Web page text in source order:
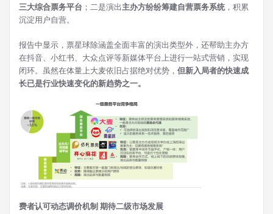
三大综合票务平台 ；二是演出主办方纷纷筹建自营票务系统，积累
沉淀用户自营。
报告中显示，票星球除涵盖全面丰富的演出类型外，还帮助主办方
在抖音、小红书、大众点评等新媒体平台上进行一站式营销，实现
闭环。虽然在体量上大麦依旧占据绝对优势， 但新入局者的快速成
长已是行业快速变化的新趋势之一。
费者认可动态调价机制 期待二级市场发展